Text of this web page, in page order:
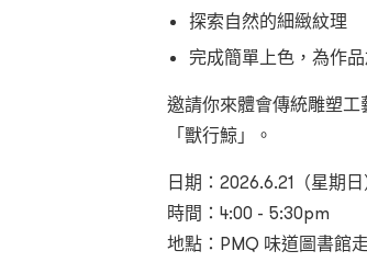
探索自然的細緻紋理
完成簡單上色，為作
邀請你來體會傳統雕塑
「獸行鯨」。
日期：2026.6.21（星期日
時間：4:00 - 5:30pm
地點：PMQ 味道圖書館